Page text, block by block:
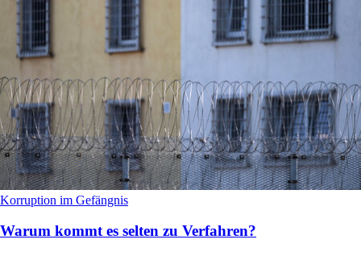
Korruption im Gefängnis
Warum kommt es selten zu Verfahren?